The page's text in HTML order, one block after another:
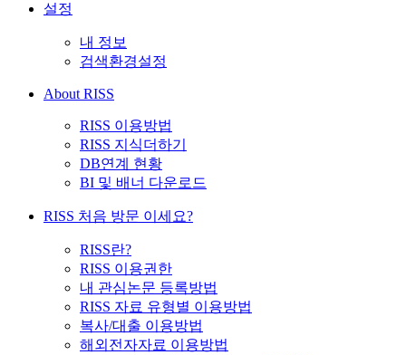
설정
내 정보
검색환경설정
About RISS
RISS 이용방법
RISS 지식더하기
DB연계 현황
BI 및 배너 다운로드
RISS 처음 방문 이세요?
RISS란?
RISS 이용권한
내 관심논문 등록방법
RISS 자료 유형별 이용방법
복사/대출 이용방법
해외전자자료 이용방법